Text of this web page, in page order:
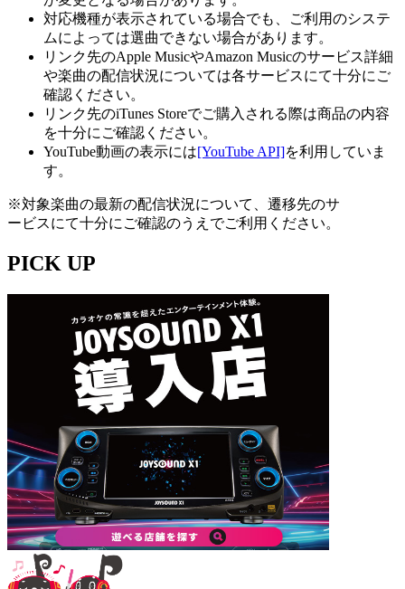
対応機種が表示されている場合でも、ご利用のシステ
ムによっては選曲できない場合があります。
リンク先のApple MusicやAmazon Musicのサービス詳細
や楽曲の配信状況については各サービスにて十分にご
確認ください。
リンク先のiTunes Storeでご購入される際は商品の内容
を十分にご確認ください。
YouTube動画の表示には[YouTube API]を利用していま
す。
※対象楽曲の最新の配信状況について、遷移先のサ
ービスにて十分にご確認のうえでご利用ください。
PICK UP